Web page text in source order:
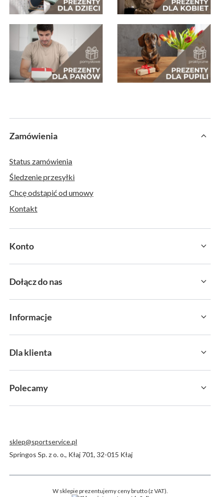
Zamówienia
Status zamówienia
Śledzenie przesyłki
Chcę odstąpić od umowy
Kontakt
Konto
Dołącz do nas
Informacje
Dla klienta
Polecamy
sklep@sportservice.pl
Springos Sp. z o. o., Kłaj 701,32-015 Kłaj
W sklepie prezentujemy ceny brutto (z VAT).